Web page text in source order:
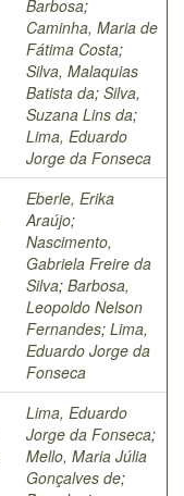
Barbosa;
Caminha, Maria de
Fátima Costa;
Silva, Malaquias
Batista da; Silva,
Suzana Lins da;
Lima, Eduardo
Jorge da Fonseca
Eberle, Erika
Araújo;
Nascimento,
Gabriela Freire da
Silva; Barbosa,
Leopoldo Nelson
Fernandes; Lima,
Eduardo Jorge da
Fonseca
Lima, Eduardo
Jorge da Fonseca;
Mello, Maria Júlia
Gonçalves de;